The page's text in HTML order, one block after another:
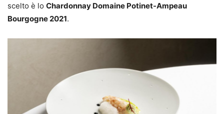
scelto è lo Chardonnay Domaine Potinet-Ampeau
Bourgogne 2021.